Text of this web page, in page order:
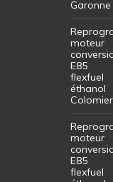
Garonne
moteur
E85
flexfuel
éthanol
moteur
E85
flexfuel